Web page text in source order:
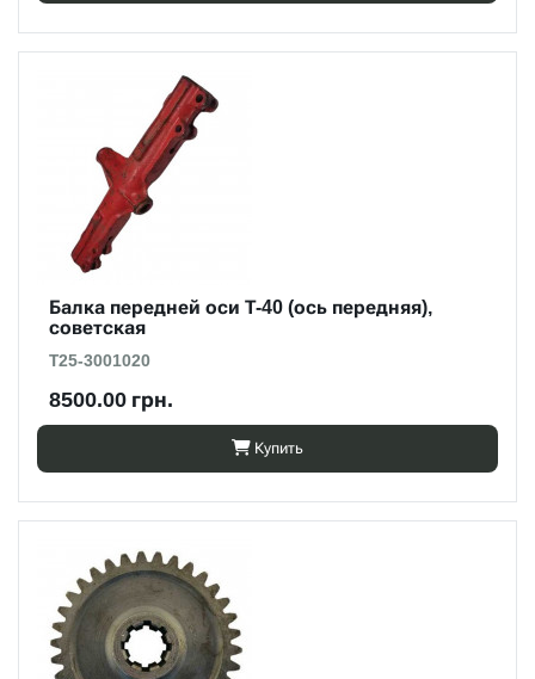
Балка передней оси Т-40 (ось передняя),
советская
Т25-3001020
8500.00 грн.
Купить